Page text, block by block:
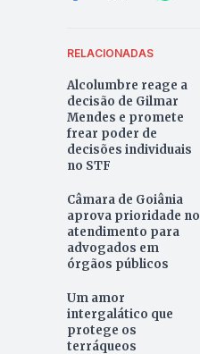
RELACIONADAS
Alcolumbre reage a
decisão de Gilmar
Mendes e promete
frear poder de
decisões individuais
no STF
Câmara de Goiânia
aprova prioridade no
atendimento para
advogados em
órgãos públicos
Um amor
intergalático que
protege os
terráqueos